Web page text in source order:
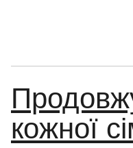
кожної